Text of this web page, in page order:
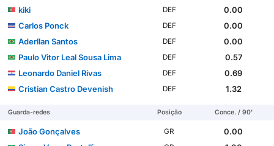
kiki
DEF
0.00
Carlos Ponck
DEF
0.00
Aderllan Santos
DEF
0.00
Paulo Vitor Leal Sousa Lima
DEF
0.57
Leonardo Daniel Rivas
DEF
0.69
Cristian Castro Devenish
DEF 1.32
Guarda-redes Posição Conce. / 90'
João Gonçalves GR
0.00